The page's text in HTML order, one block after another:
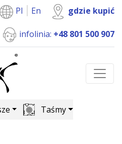
Pl En gdzie kupić
infolinia: +48 801 500 907
Taśmy